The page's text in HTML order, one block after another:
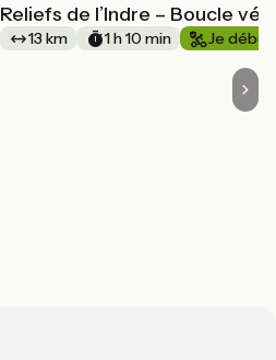
Reliefs de l’Indre – Boucle
13 km 1 h 10 min Je